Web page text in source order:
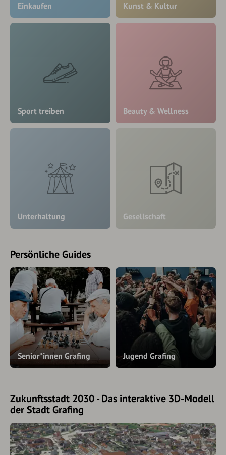
Einkaufen Kunst & Kultur
Sport treiben Beauty & Wellness
Unterhaltung Gesellschaft
Persönliche Guides
Senior*innen Grafing Jugend Grafing
Zukunftsstadt 2030 - Das interaktive 3D-Modell
der Stadt Grafing